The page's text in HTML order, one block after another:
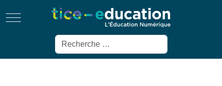
Mobile Menu Toggle
Rechercher